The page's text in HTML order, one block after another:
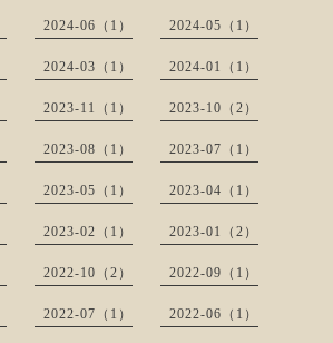
2024-06（1） 2024-05（1）
2024-03（1） 2024-01（1）
2023-11（1） 2023-10（2）
2023-08（1） 2023-07（1）
2023-05（1） 2023-04（1）
2023-02（1） 2023-01（2）
2022-10（2） 2022-09（1）
2022-07（1） 2022-06（1）